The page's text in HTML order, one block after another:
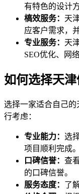
有特色的设计
槁效服务： 天
应客户需求，
专业服务： 天
SEO优化、网
如何选择天
选择一家适合自己
行考虑：
专业能力： 选
项目顺利完成。
口碑信誉： 查
的口碑信誉。
服务态度： 了